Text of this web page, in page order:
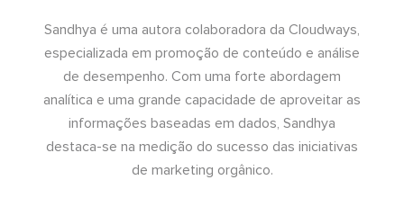
Sandhya é uma autora colaboradora da Cloudways,
especializada em promoção de conteúdo e análise
de desempenho. Com uma forte abordagem
analítica e uma grande capacidade de aproveitar as
informações baseadas em dados, Sandhya
destaca-se na medição do sucesso das iniciativas
de marketing orgânico.